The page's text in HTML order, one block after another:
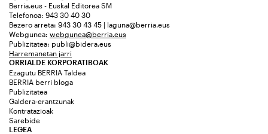
Berria.eus - Euskal Editorea SM
Telefonoa: 943 30 40 30
Bezero arreta: 943 30 43 45 | laguna@berria.eus
Webgunea: webgunea@berria.eus
Publizitatea: publi@bidera.eus
Harremanetan jarri
ORRIALDE KORPORATIBOAK
Ezagutu BERRIA Taldea
BERRIA berri bloga
Publizitatea
Galdera-erantzunak
Kontratazioak
Sarebide
LEGEA